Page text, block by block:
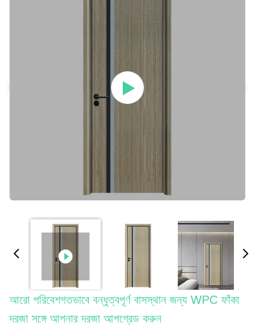
আরো পরিবেশগতভাবে বন্ধুত্বপূর্ণ বাসস্থান জন্য WPC ফাঁকা
দরজা সঙ্গে আপনার দরজা আপগ্রেড করুন